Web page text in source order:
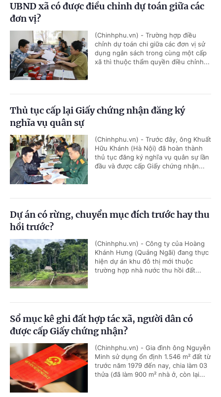
UBND xã có được điều chỉnh dự toán giữa các
đơn vị?
(Chinhphu.vn) - Trường hợp điều
chỉnh dự toán chi giữa các đơn vị sử
dụng ngân sách trong cùng một cấp
xã thì thuộc thẩm quyền điều chỉnh...
Thủ tục cấp lại Giấy chứng nhận đăng ký
nghĩa vụ quân sự
(Chinhphu.vn) - Trước đây, ông Khuất
Hữu Khánh (Hà Nội) đã hoàn thành
thủ tục đăng ký nghĩa vụ quân sự lần
đầu và được cấp Giấy chứng nhận...
Dự án có rừng, chuyển mục đích trước hay thu
hồi trước?
(Chinhphu.vn) - Công ty của Hoàng
Khánh Hưng (Quảng Ngãi) đang thực
hiện dự án khu đô thị mới thuộc
trường hợp nhà nước thu hồi đất...
Sổ mục kê ghi đất hợp tác xã, người dân có
được cấp Giấy chứng nhận?
(Chinhphu.vn) - Gia đình ông Nguyễn
Minh sử dụng ổn định 1.546 m² đất từ
trước năm 1979 đến nay, chia làm 03
thửa (đã làm 900 m² nhà ở, còn lại...